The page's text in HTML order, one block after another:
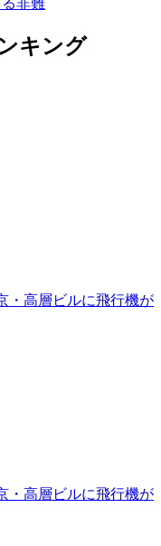
非難
キング
・高層ビルに飛行機が
・高層ビルに飛行機が